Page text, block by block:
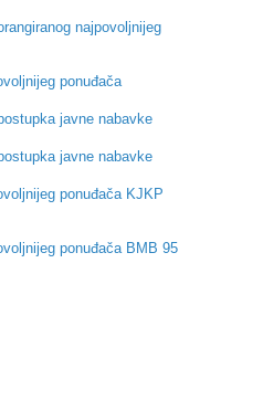
najpovoljnijeg
ponuđača
javne nabavke
javne nabavke
ponuđača KJKP
ponuđača BMB 95